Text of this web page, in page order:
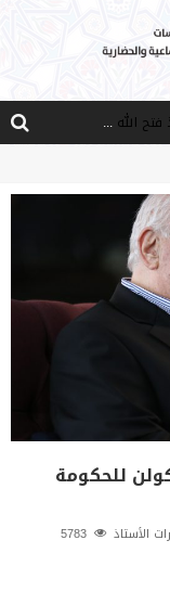
النـزعة التجديدية عند الأستاذ فتح الله كولن
من هو فتح الله كولن مؤسس حركة الخدمة؟
للحكومة
الأستاذ